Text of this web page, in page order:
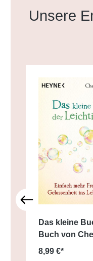
Produktgalerie
Unsere
Das kleine
Buch von
8,99 €*